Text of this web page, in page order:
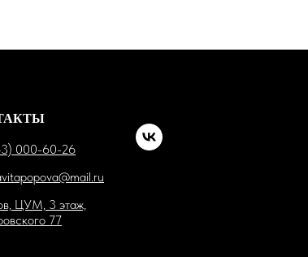
000-60-26
ЦУМ, 3 этаж,
77